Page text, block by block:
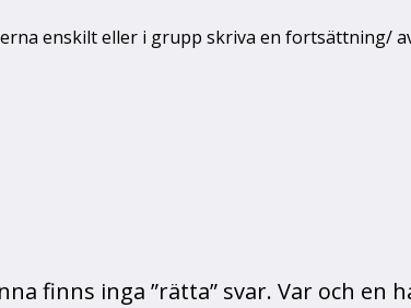
enskilt eller i grupp skriva en fortsättning/
finns inga ”rätta” svar. Var och en